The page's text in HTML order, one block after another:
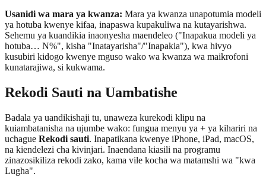
Usanidi wa mara ya kwanza: Mara ya kwanza unapotumia modeli
ya hotuba kwenye kifaa, inapaswa kupakuliwa na kutayarishwa.
Sehemu ya kuandikia inaonyesha maendeleo ("Inapakua modeli ya
hotuba… N%", kisha "Inatayarisha"/"Inapakia"), kwa hivyo
kusubiri kidogo kwenye mguso wako wa kwanza wa maikrofoni
kunatarajiwa, si kukwama.
Rekodi Sauti na Uambatishe
Badala ya uandikishaji tu, unaweza kurekodi klipu na
kuiambatanisha na ujumbe wako: fungua menyu ya + ya kihariri na
uchague Rekodi sauti. Inapatikana kwenye iPhone, iPad, macOS,
na kiendelezi cha kivinjari. Inaendana kiasili na programu
zinazosikiliza rekodi zako, kama vile kocha wa matamshi wa "kwa
Lugha".